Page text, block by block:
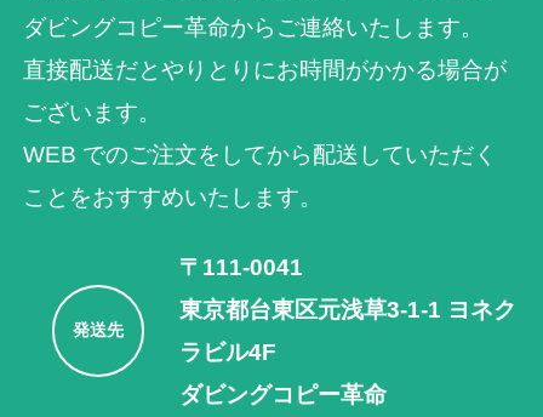
ダビングコピー革命からご連絡いたします。
直接配送だとやりとりにお時間がかかる場合が
ございます。
WEB でのご注⽂をしてから配送していただく
ことをおすすめいたします。
発送先
〒111-0041
東京都台東区元浅草3-1-1 ヨネク
ラビル4F
ダビングコピー革命